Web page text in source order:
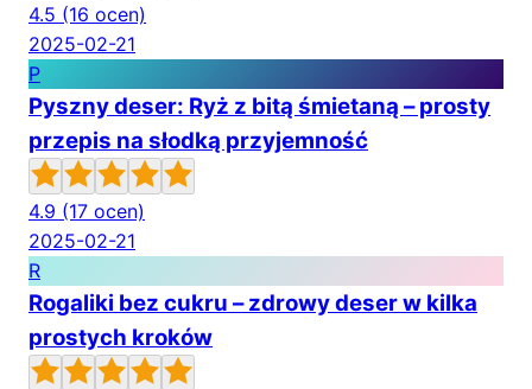
4.5 (16 ocen)
2025-02-21
P
Pyszny deser: Ryż z bitą śmietaną – prosty
przepis na słodką przyjemność
4.9 (17 ocen)
2025-02-21
R
Rogaliki bez cukru – zdrowy deser w kilka
prostych kroków